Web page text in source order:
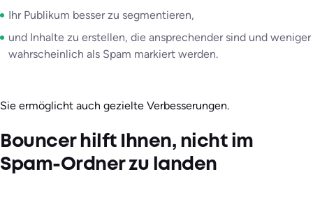
Ihr Publikum besser zu segmentieren,
und Inhalte zu erstellen, die ansprechender sind und weniger
wahrscheinlich als Spam markiert werden.
Sie ermöglicht auch gezielte Verbesserungen.
Bouncer hilft Ihnen, nicht im
Spam-Ordner zu landen